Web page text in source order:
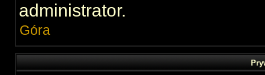
administrator.
Góra